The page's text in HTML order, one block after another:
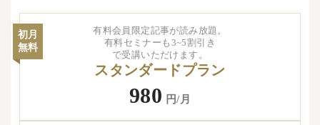
有料会員限定記事が読み放題。
有料セミナーも3~5割引き
で受講いただけます。
初月
無料
スタンダードプラン
980 円/月